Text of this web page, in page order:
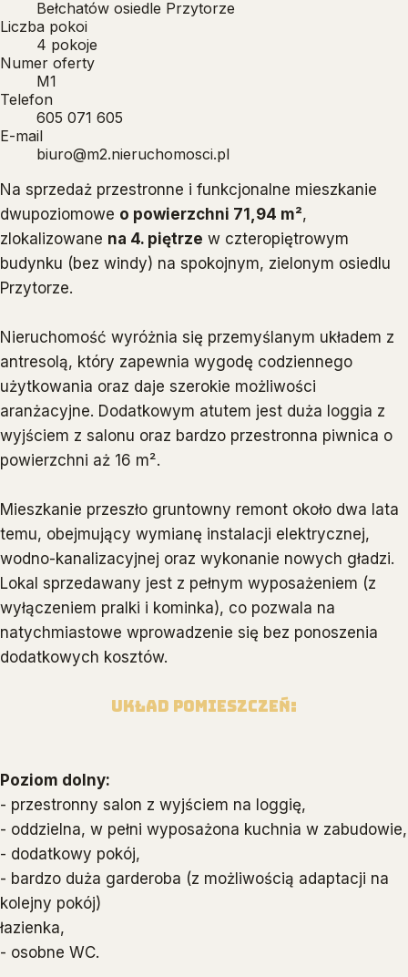
Bełchatów osiedle Przytorze
Liczba pokoi
4 pokoje
Numer oferty
M1
Telefon
605 071 605
E-mail
biuro@m2.nieruchomosci.pl
Na sprzedaż przestronne i funkcjonalne mieszkanie
dwupoziomowe o powierzchni 71,94 m²,
zlokalizowane na 4. piętrze w czteropiętrowym
budynku (bez windy) na spokojnym, zielonym osiedlu
Przytorze.
Nieruchomość wyróżnia się przemyślanym układem z
antresolą, który zapewnia wygodę codziennego
użytkowania oraz daje szerokie możliwości
aranżacyjne. Dodatkowym atutem jest duża loggia z
wyjściem z salonu oraz bardzo przestronna piwnica o
powierzchni aż 16 m².
Mieszkanie przeszło gruntowny remont około dwa lata
temu, obejmujący wymianę instalacji elektrycznej,
wodno-kanalizacyjnej oraz wykonanie nowych gładzi.
Lokal sprzedawany jest z pełnym wyposażeniem (z
wyłączeniem pralki i kominka), co pozwala na
natychmiastowe wprowadzenie się bez ponoszenia
dodatkowych kosztów.
Układ pomieszczeń:
Poziom dolny:
- przestronny salon z wyjściem na loggię,
- oddzielna, w pełni wyposażona kuchnia w zabudowie,
- dodatkowy pokój,
- bardzo duża garderoba (z możliwością adaptacji na
kolejny pokój)
łazienka,
- osobne WC.